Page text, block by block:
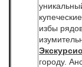
избы
городу.